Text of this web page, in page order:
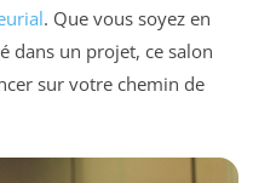
. Que vous soyez en
dans un projet, ce salon
sur votre chemin de